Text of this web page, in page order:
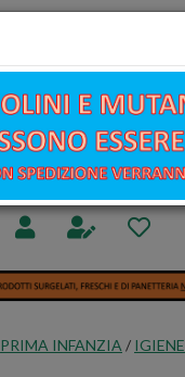
PRIMA INFANZIA / IGIENE